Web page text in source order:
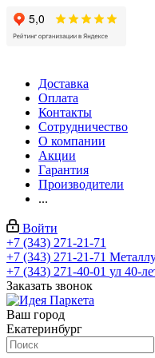
Доставка
Оплата
Контакты
Сотрудничество
О компании
Акции
Гарантия
Производители
...
Войти
+7 (343) 271-21-71
+7 (343) 271-21-71
+7 (343) 271-40-01 ул 40-
Заказать звонок
Ваш город
Екатеринбург